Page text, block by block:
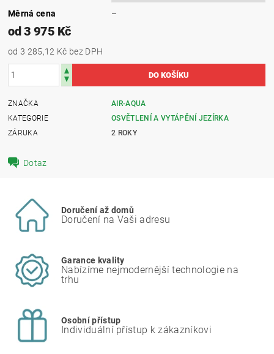
Měrná cena
–
od 3 975 Kč
od 3 285,12 Kč bez DPH
ZNAČKA
AIR-AQUA
KATEGORIE
OSVĚTLENÍ A VYTÁPĚNÍ JEZÍRKA
ZÁRUKA
2 ROKY
Dotaz
Doručení až domů
Doručení na Vaši adresu
Garance kvality
Nabízíme nejmodernější technologie na
trhu
Osobní přístup
Individuální přístup k zákazníkovi